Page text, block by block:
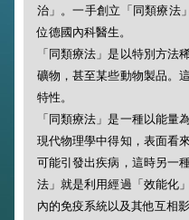
治」。一手創立「同類療法
位德國內科醫生。
「同類療法」是以特別方法
礦物，甚至某些動物製品。
特性。
「同類療法」是一種以能
現代物理學中得知，表面看
可能引發出疾病，這時另一
法」就是利用經過「效能化
內的免疫系統以及其他互相